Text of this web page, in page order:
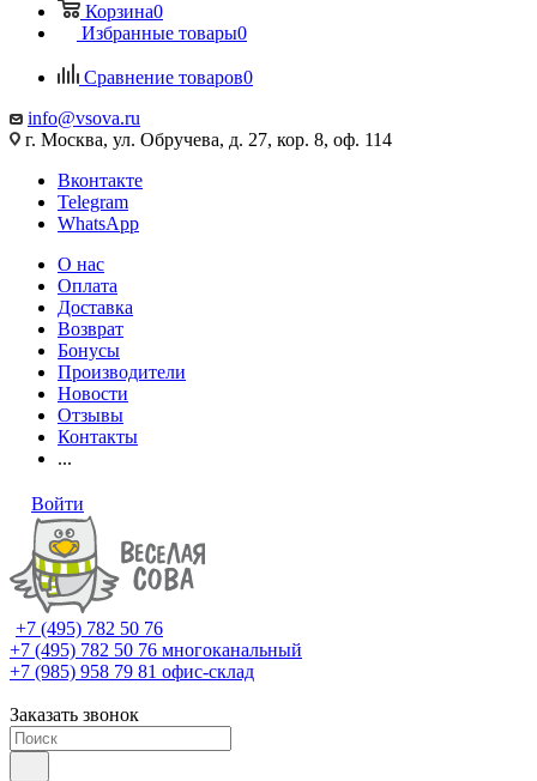
Корзина0
Избранные товары0
Сравнение товаров0
info@vsova.ru
г. Москва, ул. Обручева, д. 27, кор. 8, оф. 114
Вконтакте
Telegram
WhatsApp
О нас
Оплата
Доставка
Возврат
Бонусы
Производители
Новости
Отзывы
Контакты
...
Войти
+7 (495) 782 50 76
+7 (495) 782 50 76 многоканальный
+7 (985) 958 79 81 офис-склад
Заказать звонок